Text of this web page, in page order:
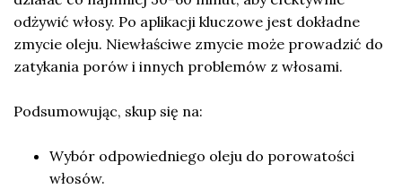
odżywić włosy. Po aplikacji kluczowe jest dokładne
zmycie oleju. Niewłaściwe zmycie może prowadzić do
zatykania porów i innych problemów z włosami.
Podsumowując, skup się na:
Wybór odpowiedniego oleju do porowatości
włosów.